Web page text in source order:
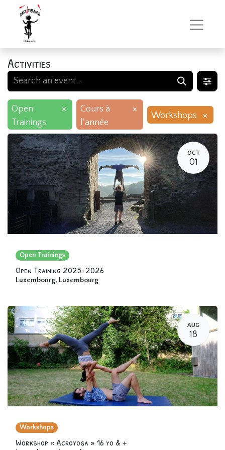
Activities
Open
Trainings
×
Cours à
l'année
×
Workshops ×
OCT
01
Open Trainings
Open Training 2025-2026
Luxembourg, Luxembourg
AUG
18
Workshops
Workshop « Acroyoga » 16 yo & +